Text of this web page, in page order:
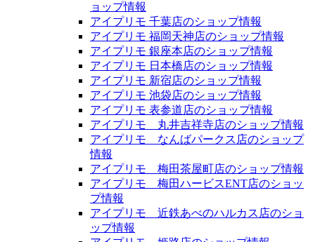
ョップ情報
アイプリモ 千葉店のショップ情報
アイプリモ 福岡天神店のショップ情報
アイプリモ 銀座本店のショップ情報
アイプリモ 日本橋店のショップ情報
アイプリモ 新宿店のショップ情報
アイプリモ 池袋店のショップ情報
アイプリモ 表参道店のショップ情報
アイプリモ 丸井吉祥寺店のショップ情報
アイプリモ なんばパークス店のショップ
情報
アイプリモ 梅田茶屋町店のショップ情報
アイプリモ 梅田ハービスENT店のショッ
プ情報
アイプリモ 近鉄あべのハルカス店のショ
ップ情報